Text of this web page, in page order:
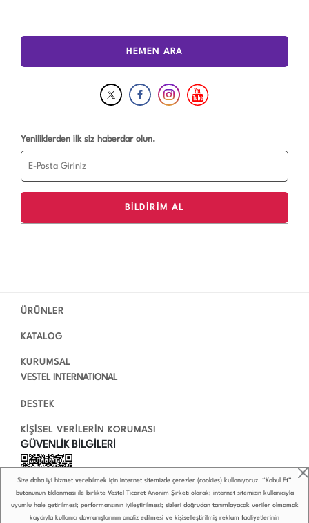
Size daha iyi hizmet verebilmek için internet sitemizde çerezler (cookies) kullanıyoruz. “Kabul Et”
butonunun tıklanması ile birlikte Vestel Ticaret Anonim Şirketi olarak; internet sitemizin kullanıcıyla
uyumlu hale getirilmesi; performansının iyileştirilmesi; sizleri doğrudan tanımlayacak veriler olmamak
kaydıyla kullanıcı davranışlarının analiz edilmesi ve kişiselleştirilmiş reklam faaliyetlerinin
HEMEN ARA
Yeniliklerden ilk siz haberdar olun.
ÜRÜNLER
KATALOG
KURUMSAL
VESTEL INTERNATIONAL
DESTEK
KİŞİSEL VERİLERİN KORUMASI
GÜVENLİK BİLGİLERİ